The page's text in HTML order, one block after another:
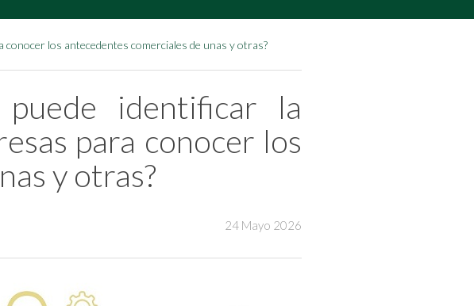
los antecedentes comerciales de unas y otras?
identificar la
para conocer los
y otras?
24 Mayo 2026